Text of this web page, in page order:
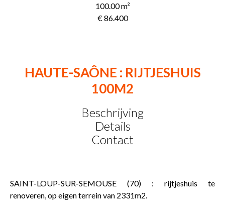
100.00m²
€ 86.400
HAUTE-SAÔNE : RIJTJESHUIS
100M2
Beschrijving
Details
Contact
SAINT-LOUP-SUR-SEMOUSE (70) : rijtjeshuis te
renoveren, op eigen terrein van 2331m2.